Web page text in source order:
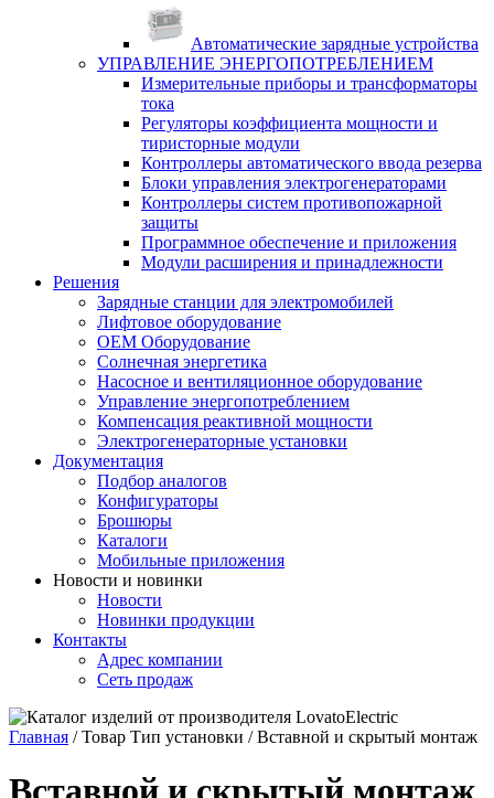
Автоматические зарядные устройства
УПРАВЛЕНИЕ ЭНЕРГОПОТРЕБЛЕНИЕМ
Измерительные приборы и трансформаторы
тока
Регуляторы коэффициента мощности и
тиристорные модули
Контроллеры автоматического ввода резерва
Блоки управления электрогенераторами
Контроллеры систем противопожарной
защиты
Программное обеспечение и приложения
Модули расширения и принадлежности
Решения
Зарядные станции для электромобилей
Лифтовое оборудование
ОЕМ Оборудование
Солнечная энергетика
Насосное и вентиляционное оборудование
Управление энергопотреблением
Компенсация реактивной мощности
Электрогенераторные установки
Документация
Подбор аналогов
Конфигураторы
Брошюры
Каталоги
Мобильные приложения
Новости и новинки
Новости
Новинки продукции
Контакты
Адрес компании
Сеть продаж
Главная /Товар Тип установки /Вставной и скрытый монтаж